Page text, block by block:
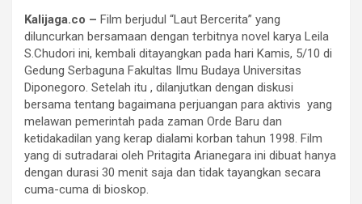
Kalijaga.co – Film berjudul “Laut Bercerita” yang
diluncurkan bersamaan dengan terbitnya novel karya Leila
S.Chudori ini, kembali ditayangkan pada hari Kamis, 5/10 di
Gedung Serbaguna Fakultas Ilmu Budaya Universitas
Diponegoro. Setelah itu , dilanjutkan dengan diskusi
bersama tentang bagaimana perjuangan para aktivis yang
melawan pemerintah pada zaman Orde Baru dan
ketidakadilan yang kerap dialami korban tahun 1998. Film
yang di sutradarai oleh Pritagita Arianegara ini dibuat hanya
dengan durasi 30 menit saja dan tidak tayangkan secara
cuma-cuma di bioskop.